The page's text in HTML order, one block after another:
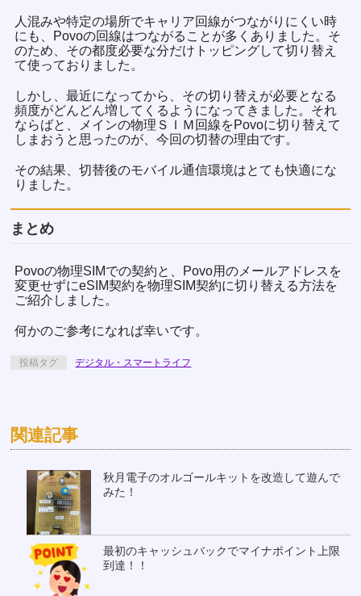
人混みや特定の場所でキャリア回線がつながりにくい時
にも、Povoの回線はつながることが多くありました。そ
のため、その都度必要な分だけトッピングして切り替え
て使っておりました。
しかし、最近になってから、その切り替えが必要となる
頻度がどんどん増してくるようになってきました。それ
ならばと、メインの物理ＳＩＭ回線をPovoに切り替えて
しまおうと思ったのが、今回の切替の理由です。
その結果、切替後のモバイル通信環境はとても快適にな
りました。
まとめ
Povoの物理SIMでの契約と、Povo用のメールアドレスを
変更せずにeSIM契約を物理SIM契約に切り替える方法を
ご紹介しました。
何かのご参考になれば幸いです。
投稿タグ デジタル・スマートライフ
関連記事
秋月電子のオルゴールキットを改造して遊んで
みた！
最初のキャッシュバックでマイナポイント上限
到達！！